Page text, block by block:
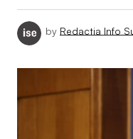
by Redactia Info